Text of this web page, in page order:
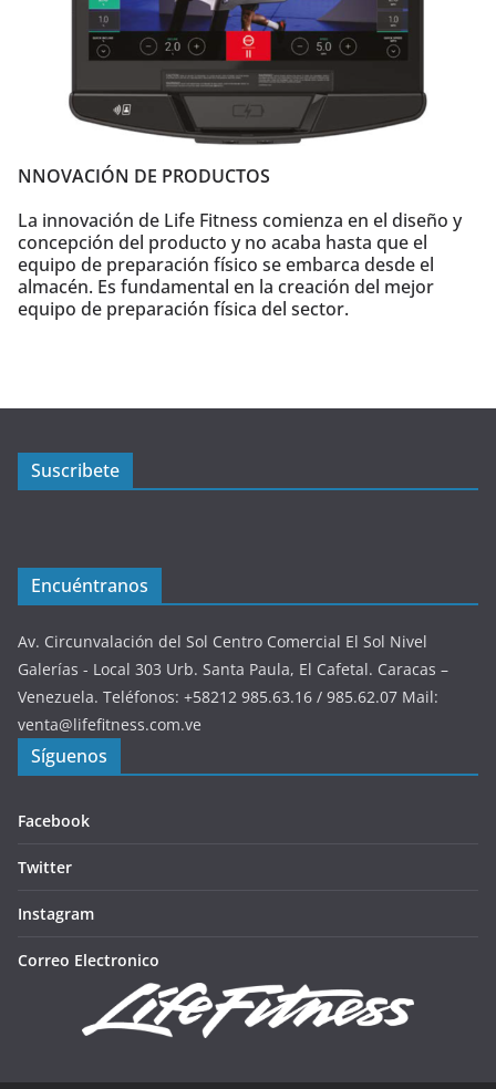
NNOVACIÓN DE PRODUCTOS
La innovación de Life Fitness comienza en el diseño y
concepción del producto y no acaba hasta que el
equipo de preparación físico se embarca desde el
almacén. Es fundamental en la creación del mejor
equipo de preparación física del sector.
Suscribete
Encuéntranos
Av. Circunvalación del Sol Centro Comercial El Sol Nivel
Galerías - Local 303 Urb. Santa Paula, El Cafetal. Caracas –
Venezuela. Teléfonos: +58212 985.63.16 / 985.62.07 Mail:
venta@lifefitness.com.ve
Síguenos
Facebook
Twitter
Instagram
Correo Electronico